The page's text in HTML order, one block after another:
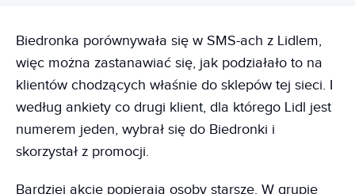
Biedronka porównywała się w SMS-ach z Lidlem,
więc można zastanawiać się, jak podziałało to na
klientów chodzących właśnie do sklepów tej sieci. I
według ankiety co drugi klient, dla którego Lidl jest
numerem jeden, wybrał się do Biedronki i
skorzystał z promocji.
Bardziej akcję popierają osoby starsze. W grupie